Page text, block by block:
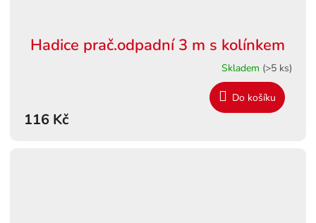
Hadice prač.odpadní 3 m s kolínkem
Skladem (>5 ks)
116 Kč
Do košíku